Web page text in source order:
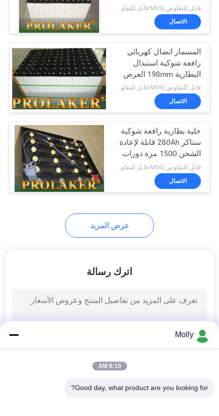
لوحات
الاتصال
المسمار اتصال كهربائي
رافعة شوكية استبدال
البطارية 198mm العرض
5PzS750
قابل للتفاوض MOQ:قابل للتفاوض
الاتصال
خلية بطارية رافعة شوكية
ستاكر 280Ah قابلة لإعادة
الشحن 1500 مرة دورات
لرافعة شوكية هيلي
قابل للتفاوض MOQ:قابل للتفاوض
الاتصال
عرض المزيد
اترك رسالة
Molly
8:10 AM
Good day, what product are you looking for?